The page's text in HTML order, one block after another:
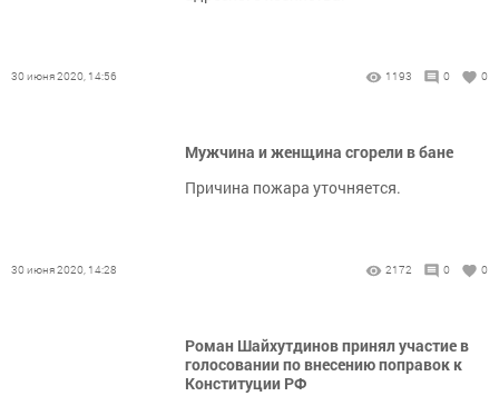
30 июня 2020, 14:56 1193 0 0
Мужчина и женщина сгорели в бане
Причина пожара уточняется.
30 июня 2020, 14:28 2172 0 0
Роман Шайхутдинов принял участие в
голосовании по внесению поправок к
Конституции РФ